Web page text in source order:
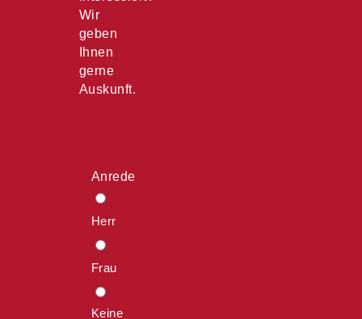
Wir
geben
Ihnen
gerne
Auskunft.
Anrede
Herr
Frau
Keine